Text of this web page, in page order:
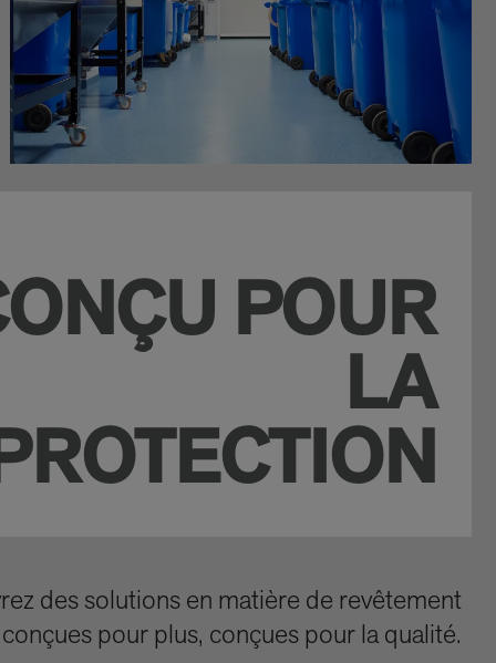
POUR
LA
des solutions en matière de revêtement
pour plus, conçues pour la qualité.